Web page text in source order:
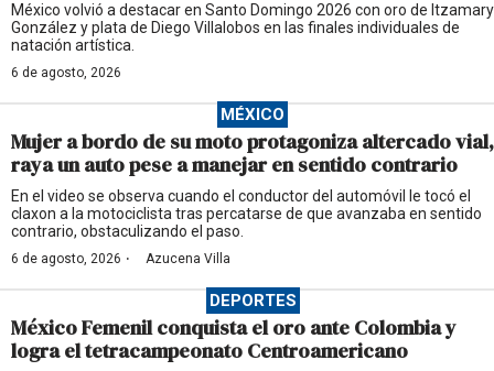
México volvió a destacar en Santo Domingo 2026 con oro de Itzamary
González y plata de Diego Villalobos en las finales individuales de
natación artística.
6 de agosto, 2026
MÉXICO
Mujer a bordo de su moto protagoniza altercado vial,
raya un auto pese a manejar en sentido contrario
En el video se observa cuando el conductor del automóvil le tocó el
claxon a la motociclista tras percatarse de que avanzaba en sentido
contrario, obstaculizando el paso.
6 de agosto, 2026 · Azucena Villa
DEPORTES
México Femenil conquista el oro ante Colombia y
logra el tetracampeonato Centroamericano